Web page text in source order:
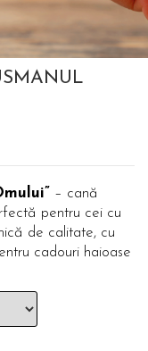
– cană
pentru cei cu
de calitate, cu
cadouri haioase